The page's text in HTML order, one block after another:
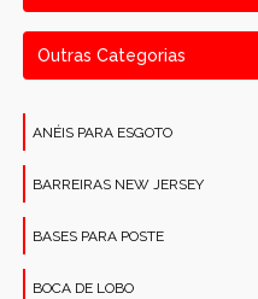
Outras Categorias
ANÉIS PARA ESGOTO
BARREIRAS NEW JERSEY
BASES PARA POSTE
BOCA DE LOBO